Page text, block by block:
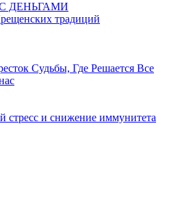
ДЕНЬГАМИ
традиций
Судьбы, Где Решается Все
стресс и снижение иммунитета